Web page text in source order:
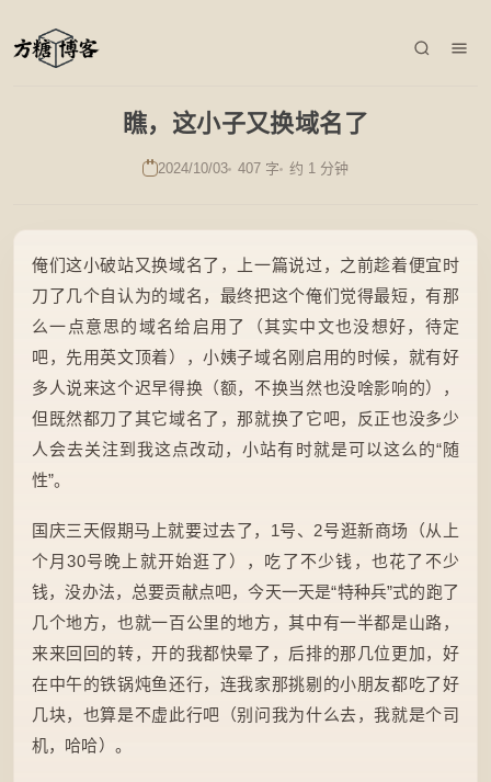
瞧，这小子又换域名了
2024/10/03 407 字 约 1 分钟
俺们这小破站又换域名了，上一篇说过，之前趁着便宜时
刀了几个自认为的域名，最终把这个俺们觉得最短，有那
么一点意思的域名给启用了（其实中文也没想好，待定
吧，先用英文顶着），小姨子域名刚启用的时候，就有好
多人说来这个迟早得换（额，不换当然也没啥影响的），
但既然都刀了其它域名了，那就换了它吧，反正也没多少
人会去关注到我这点改动，小站有时就是可以这么的“随
性”。
国庆三天假期马上就要过去了，1号、2号逛新商场（从上
个月30号晚上就开始逛了），吃了不少钱，也花了不少
钱，没办法，总要贡献点吧，今天一天是“特种兵”式的跑了
几个地方，也就一百公里的地方，其中有一半都是山路，
来来回回的转，开的我都快晕了，后排的那几位更加，好
在中午的铁锅炖鱼还行，连我家那挑剔的小朋友都吃了好
几块，也算是不虚此行吧（别问我为什么去，我就是个司
机，哈哈）。